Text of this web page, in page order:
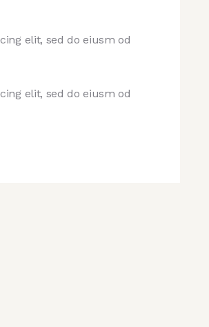
elit, sed do eiusm od
elit, sed do eiusm od